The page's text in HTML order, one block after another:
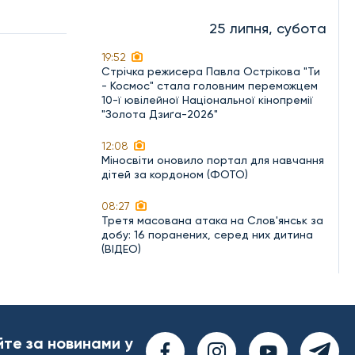
25 липня, субота
19:52
Стрічка режисера Павла Острікова "Ти
- Космос" стала головним переможцем
10-ї ювілейної Національної кінопремії
"Золота Дзиґа-2026"
12:08
Міносвіти оновило портал для навчання
дітей за кордоном (ФОТО)
08:27
Третя масована атака на Слов'янськ за
добу: 16 поранених, серед них дитина
(ВІДЕО)
за новинами у